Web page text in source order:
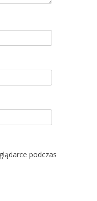
podczas